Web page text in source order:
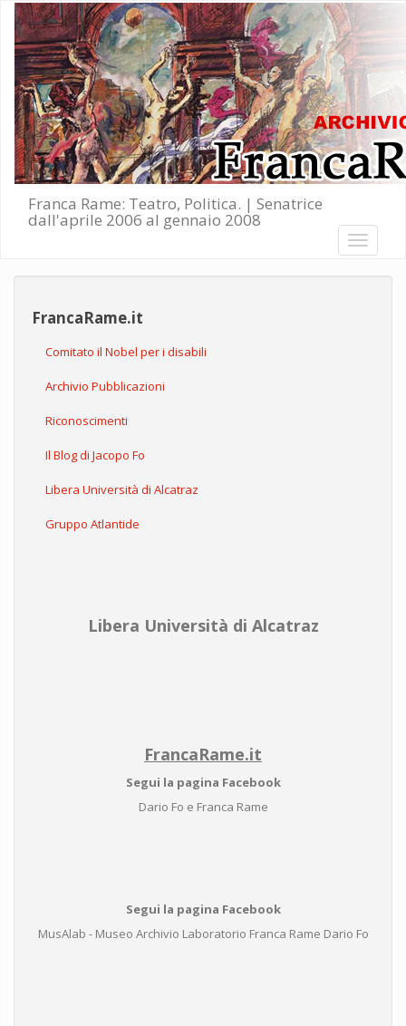
Salta al contenuto principale
Franca Rame: Teatro, Politica. | Senatrice
dall'aprile 2006 al gennaio 2008
Toggle
FrancaRame.it
Comitato il Nobel per i disabili
Archivio Pubblicazioni
Riconoscimenti
Il Blog di Jacopo Fo
Libera Università di Alcatraz
Gruppo Atlantide
Libera Università di Alcatraz
FrancaRame.it
Segui la pagina Facebook
Dario Fo e Franca Rame
Segui la pagina Facebook
MusAlab - Museo Archivio Laboratorio Franca Rame Dario Fo